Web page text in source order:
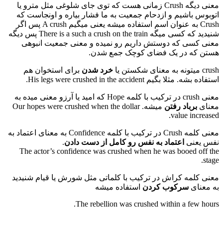
معنی دیگه Crush زمانی هست که توی جای شلوغی مثل مترو یا
اتوبوس باشیم و ازدحام جمعیت به ما فشار بیاره و اونجاست که
Crush به عنوان اسم استفاده میشه یعنی میگیم A crush پس اگر
شنیدید که کسی میگه There is a such a crush on the train پس دیگه
معنی کسی که دوستش داریم رو نمیده و معنی جمعیت انبوهی
هستن که در یک فضای کوچک جمع شدن.
crush میتونه به معنای شکستن یا خرد شدن برای استخوان هم
استفاده بشه. مثلا بگیم His legs were crushed in the accident.
معنی crush در ترکیب با کلمه Hope که امید یا آرزو معنی میده به
معنای برباد رفتن
میشه. Our hopes were crushed when the dollar
value increased.
معنی کلمه Crush در ترکیب با کلمه Confidence به معنای اعتماد به
نفس یعنی اعتماد به نفس رو کامل از دست دادن.
The actor’s confidence was crushed when he was booed off the
stage.
معنی کلمه کراش در ترکیب با کلماتی مثل شورش یا قیام شنیدید
به معنای سرکوب کردن استفاده میشه
The rebellion was crushed within a few hours.